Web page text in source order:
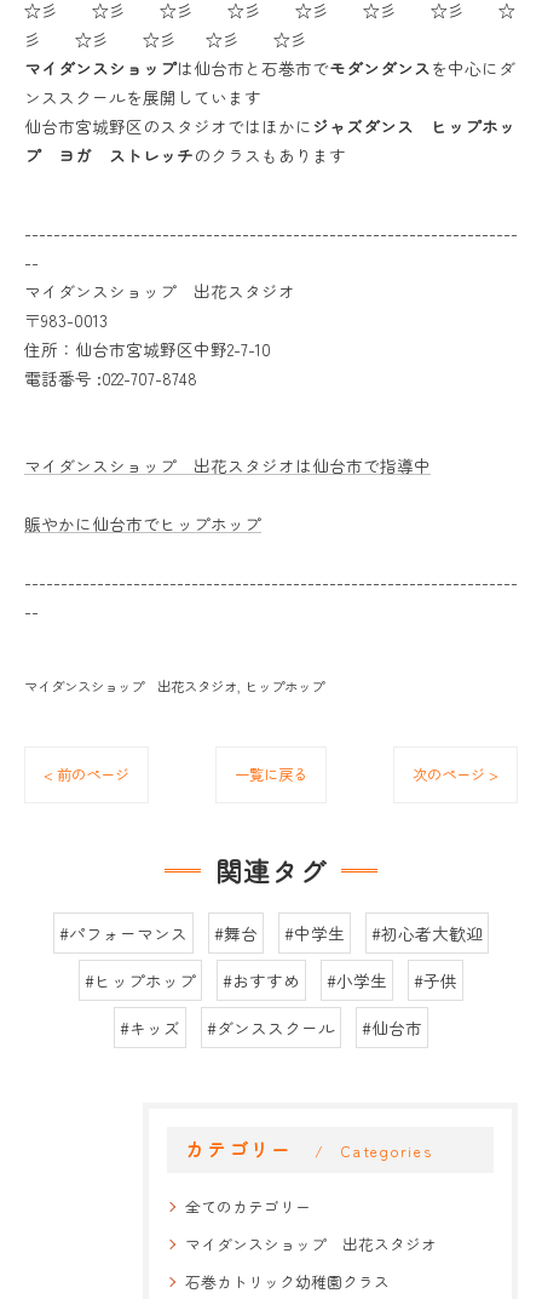
☆彡 ☆彡 ☆彡 ☆彡 ☆彡 ☆彡 ☆彡 ☆
彡 ☆彡 ☆彡 ☆彡 ☆彡
マイダンスショップは仙台市と石巻市でモダンダンスを中心にダ
ンススクールを展開しています
仙台市宮城野区のスタジオではほかに ジャズダンス ヒップホッ
プ ヨガ ストレッチのクラスもあります
--------------------------------------------------------------------
--
マイダンスショップ 出花スタジオ
〒983-0013
住所：仙台市宮城野区中野2-7-10
電話番号 :022-707-8748
マイダンスショップ 出花スタジオは仙台市で指導中
賑やかに仙台市でヒップホップ
--------------------------------------------------------------------
--
マイダンスショップ 出花スタジオ ヒップホップ
< 前のページ 一覧に戻る 次のページ >
関連タグ
#パフォーマンス #舞台 #中学生
#初心者大歓迎
#ヒップホップ
#おすすめ #小学生
#子供
#キッズ
#ダンススクール #仙台市
カテゴリー Categories
全てのカテゴリー
マイダンスショップ 出花スタジオ
石巻カトリック幼稚園クラス